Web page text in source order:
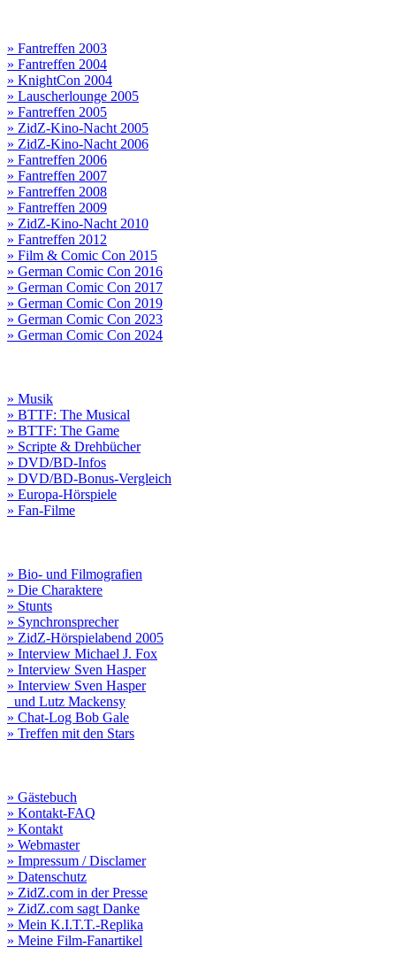
» Fantreffen 2003
» Fantreffen 2004
» KnightCon 2004
» Lauscherlounge 2005
» Fantreffen 2005
» ZidZ-Kino-Nacht 2005
» ZidZ-Kino-Nacht 2006
» Fantreffen 2006
» Fantreffen 2007
» Fantreffen 2008
» Fantreffen 2009
» ZidZ-Kino-Nacht 2010
» Fantreffen 2012
» Film & Comic Con 2015
» German Comic Con 2016
» German Comic Con 2017
» German Comic Con 2019
» German Comic Con 2023
» German Comic Con 2024
» Musik
» BTTF: The Musical
» BTTF: The Game
» Scripte & Drehbücher
» DVD/BD-Infos
» DVD/BD-Bonus-Vergleich
» Europa-Hörspiele
» Fan-Filme
» Bio- und Filmografien
» Die Charaktere
» Stunts
» Synchronsprecher
» ZidZ-Hörspielabend 2005
» Interview Michael J. Fox
» Interview Sven Hasper
» Interview Sven Hasper
und Lutz Mackensy
» Chat-Log Bob Gale
» Treffen mit den Stars
» Gästebuch
» Kontakt-FAQ
» Kontakt
» Webmaster
» Impressum / Disclamer
» Datenschutz
» ZidZ.com in der Presse
» ZidZ.com sagt Danke
» Mein K.I.T.T.-Replika
» Meine Film-Fanartikel